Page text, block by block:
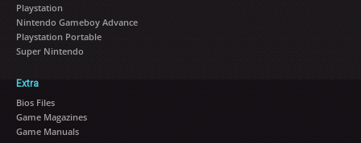
Playstation
Nintendo Gameboy Advance
Playstation Portable
Super Nintendo
Extra
Bios Files
Game Magazines
Game Manuals